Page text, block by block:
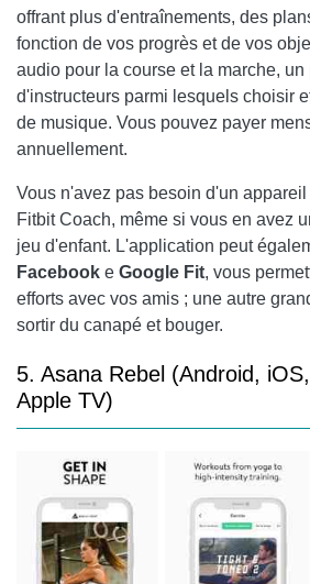
offrant plus d'entraînements, des
fonction de vos progrès et de vos
audio pour la course et la marche,
d'instructeurs parmi lesquels choisir
de musique. Vous pouvez payer
annuellement.
Vous n'avez pas besoin d'un
Fitbit Coach, même si vous en avez
jeu d'enfant. L'application peut
Facebook e Google Fit, vous
efforts avec vos amis ; une autre
sortir du canapé et bouger.
5. Asana Rebel (Android,
Apple TV)